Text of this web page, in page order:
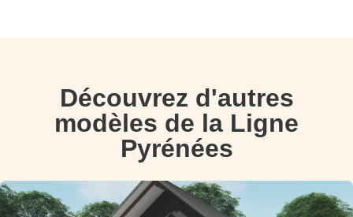
Découvrez d'autres
modèles de la Ligne
Pyrénées